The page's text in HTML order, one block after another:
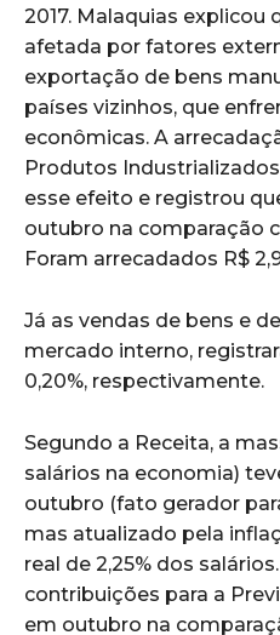
2017. Malaquias explicou
afetada por fatores
exportação de bens
países vizinhos, que
econômicas. A
Produtos
esse efeito e registrou
outubro na comparação
Foram arrecadados R$
Já as vendas de bens e
mercado interno,
0,20%, respectivamente.
Segundo a Receita, a
salários na economia)
outubro (fato gerador
mas atualizado pela
real de 2,25% dos
contribuições para a
em outubro na